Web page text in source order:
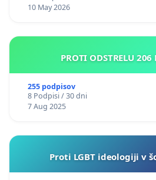
10 May 2026
PROTI ODSTRELU 206
255 podpisov
8 Podpisi / 30 dni
7 Aug 2025
Proti LGBT ideologiji v